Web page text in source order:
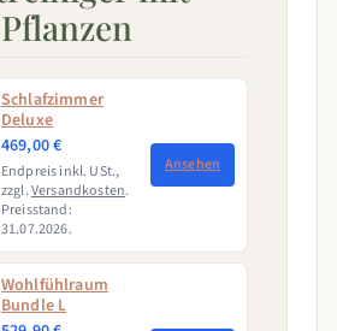
Pflanzen
Schlafzimmer
Deluxe
469,00 €
Endpreis inkl. USt.,
zzgl.Versandkosten.
Preisstand:
31.07.2026.
Ansehen
Wohlfühlraum
Bundle L